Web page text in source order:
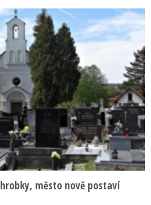
město nově postaví